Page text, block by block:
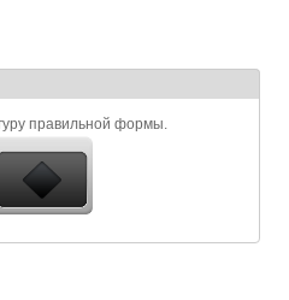
правильной формы.